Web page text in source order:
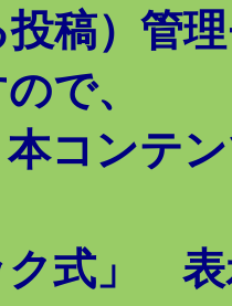
稿）管
で、
コンテ
ク式」 表